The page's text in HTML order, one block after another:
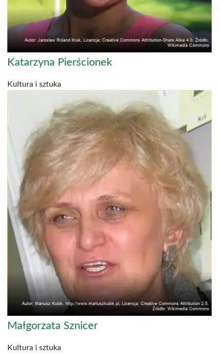
Katarzyna Pierścionek
Kultura i sztuka
Małgorzata Sznicer
Kultura i sztuka